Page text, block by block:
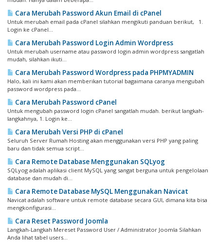
Cara Merubah Password Akun Email di cPanel
Untuk merubah email pada cPanel silahkan mengikuti panduan berikut, 1.
Login ke cPanel...
Cara Merubah Password Login Admin Wordpress
Untuk merubah username atau password login admin wordpress sangatlah
mudah, silahkan ikuti...
Cara Merubah Password Wordpress pada PHPMYADMIN
Halo, kali ini kami akan memberikan tutorial bagaimana caranya mengubah
password wordpress pada...
Cara Merubah Password cPanel
Untuk mengubah password login cPanel sangatlah mudah. berikut langkah-
langkahnya, 1. Login ke...
Cara Merubah Versi PHP di cPanel
Seluruh Server Rumah Hosting akan menggunakan versi PHP yang paling
baru dan tidak semua script...
Cara Remote Database Menggunakan SQLyog
SQLyog adalah aplikasi client MySQL yang sangat berguna untuk pengelolaan
database dan mudah di...
Cara Remote Database MySQL Menggunakan Navicat
Navicat adalah software untuk remote database secara GUI, dimana kita bisa
mengkonfigurasi...
Cara Reset Password Joomla
Langkah-Langkah Mereset Password User / Administrator Joomla Silahkan
Anda lihat tabel users...